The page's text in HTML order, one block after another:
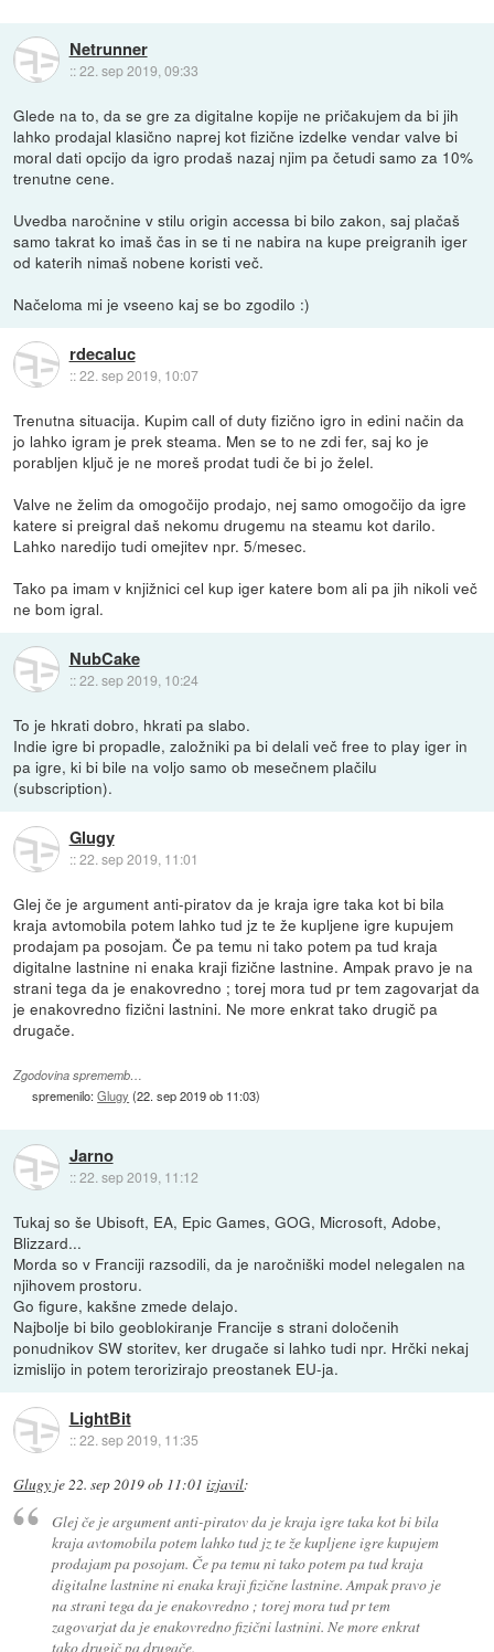
Netrunner
::22. sep 2019, 09:33
Glede na to, da se gre za digitalne kopije ne pričakujem da bi jih
lahko prodajal klasično naprej kot fizične izdelke vendar valve bi
moral dati opcijo da igro prodaš nazaj njim pa četudi samo za 10%
trenutne cene.
Uvedba naročnine v stilu origin accessa bi bilo zakon, saj plačaš
samo takrat ko imaš čas in se ti ne nabira na kupe preigranih iger
od katerih nimaš nobene koristi več.
Načeloma mi je vseeno kaj se bo zgodilo :)
rdecaluc
::22. sep 2019, 10:07
Trenutna situacija. Kupim call of duty fizično igro in edini način da
jo lahko igram je prek steama. Men se to ne zdi fer, saj ko je
porabljen ključ je ne moreš prodat tudi če bi jo želel.
Valve ne želim da omogočijo prodajo, nej samo omogočijo da igre
katere si preigral daš nekomu drugemu na steamu kot darilo.
Lahko naredijo tudi omejitev npr. 5/mesec.
Tako pa imam v knjižnici cel kup iger katere bom ali pa jih nikoli več
ne bom igral.
NubCake
::22. sep 2019, 10:24
To je hkrati dobro, hkrati pa slabo.
Indie igre bi propadle, založniki pa bi delali več free to play iger in
pa igre, ki bi bile na voljo samo ob mesečnem plačilu
(subscription).
Glugy
::22. sep 2019, 11:01
Glej če je argument anti-piratov da je kraja igre taka kot bi bila
kraja avtomobila potem lahko tud jz te že kupljene igre kupujem
prodajam pa posojam. Če pa temu ni tako potem pa tud kraja
digitalne lastnine ni enaka kraji fizične lastnine. Ampak pravo je na
strani tega da je enakovredno ; torej mora tud pr tem zagovarjat da
je enakovredno fizični lastnini. Ne more enkrat tako drugič pa
drugače.
Zgodovina sprememb…
spremenilo:Glugy (22. sep 2019 ob 11:03)
Jarno
::22. sep 2019, 11:12
Tukaj so še Ubisoft, EA, Epic Games, GOG, Microsoft, Adobe,
Blizzard...
Morda so v Franciji razsodili, da je naročniški model nelegalen na
njihovem prostoru.
Go figure, kakšne zmede delajo.
Najbolje bi bilo geoblokiranje Francije s strani določenih
ponudnikov SW storitev, ker drugače si lahko tudi npr. Hrčki nekaj
izmislijo in potem terorizirajo preostanek EU-ja.
LightBit
::22. sep 2019, 11:35
Glugy je22. sep 2019 ob 11:01 izjavil:
Glej če je argument anti-piratov da je kraja igre taka kot bi bila
kraja avtomobila potem lahko tud jz te že kupljene igre kupujem
prodajam pa posojam. Če pa temu ni tako potem pa tud kraja
digitalne lastnine ni enaka kraji fizične lastnine. Ampak pravo je
na strani tega da je enakovredno ; torej mora tud pr tem
zagovarjat da je enakovredno fizični lastnini. Ne more enkrat
tako drugič pa drugače.